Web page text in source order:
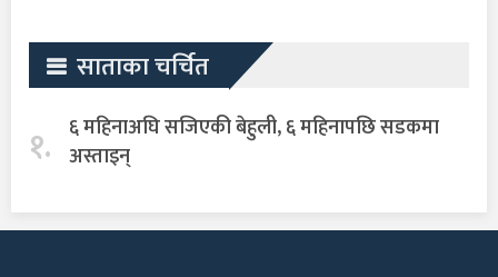
साताका चर्चित
१. ६ महिनाअघि सजिएकी बेहुली, ६ महिनापछि सडकमा
अस्ताइन्